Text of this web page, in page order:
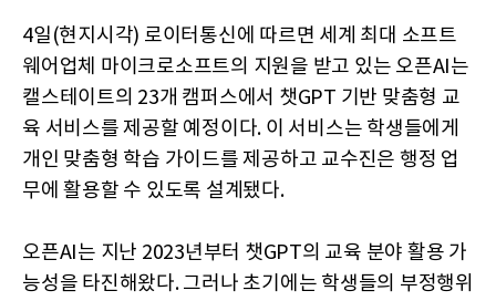
4일(현지시각) 로이터통신에 따르면 세계 최대 소프트
웨어업체 마이크로소프트의 지원을 받고 있는 오픈AI는
캘스테이트의 23개 캠퍼스에서 챗GPT 기반 맞춤형 교
육 서비스를 제공할 예정이다. 이 서비스는 학생들에게
개인 맞춤형 학습 가이드를 제공하고 교수진은 행정 업
무에 활용할 수 있도록 설계됐다.
오픈AI는 지난 2023년부터 챗GPT의 교육 분야 활용 가
능성을 타진해왔다. 그러나 초기에는 학생들의 부정행위